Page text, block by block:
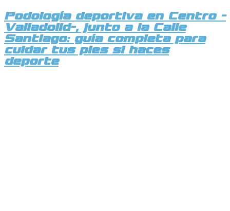
Podología deportiva en Centro -
Valladolid-, junto a la Calle
Santiago: guía completa para
cuidar tus pies si haces
deporte